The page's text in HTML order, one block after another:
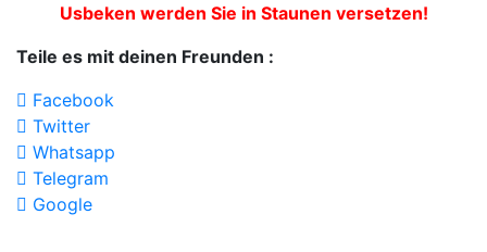
Usbeken werden Sie in Staunen versetzen!
Teile es mit deinen Freunden :
Facebook
Twitter
Whatsapp
Telegram
Google